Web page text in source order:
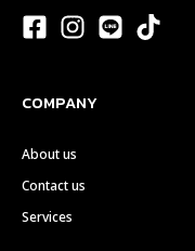
COMPANY
About us
Contact us
Services